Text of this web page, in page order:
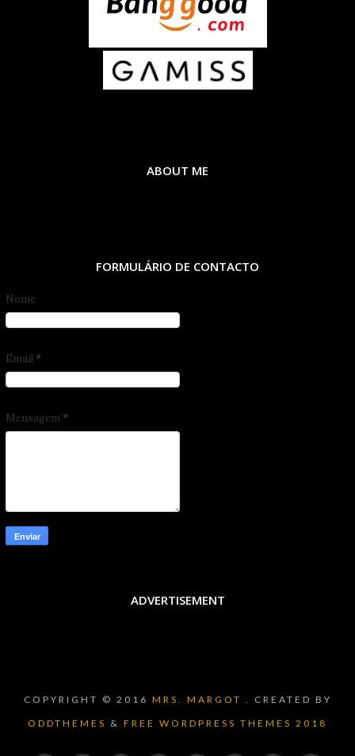
ABOUT ME
FORMULÁRIO DE CONTACTO
Nome
Email *
Mensagem *
ADVERTISEMENT
COPYRIGHT © 2016 MRS. MARGOT .
CREATED BY
ODDTHEMES & FREE WORDPRESS THEMES 2018